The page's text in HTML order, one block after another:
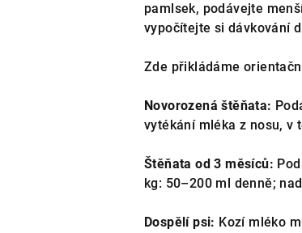
pamlsek, podávejte
vypočítejte si dávkování
Zde přikládáme
Novorozená štěňata:
vytékání mléka z nosu, v
Štěňata od 3 měsíců:
kg: 50–200 ml denně;
Dospělí psi: Kozí mléko